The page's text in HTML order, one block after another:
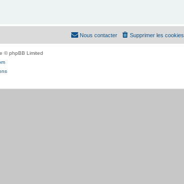
Supprimer les cookies
Nous contacter
© phpBB Limited